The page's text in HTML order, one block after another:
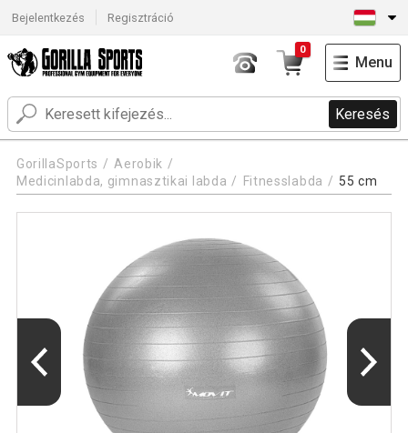
Bejelentkezés Regisztráció
Keresés
0
Menu
GorillaSports
Aerobik
Medicinlabda, gimnasztikai labda
Fitnesslabda 55 cm